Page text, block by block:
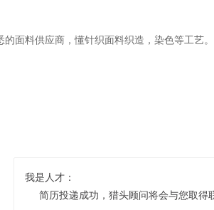
面料供应商，懂针织面料织造，染色等工艺。
我是人才：
简历投递成功，猎头顾问将会与您取得